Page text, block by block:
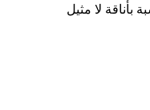
لا مثيل